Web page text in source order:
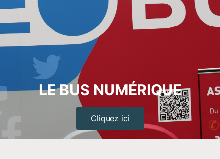
LE BUS NUMÉRIQUE
Cliquez ici